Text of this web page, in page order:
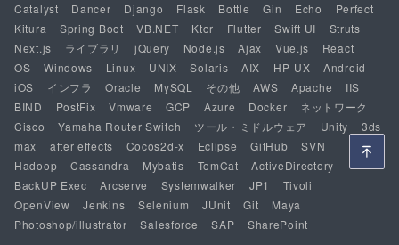
Catalyst
Dancer Django Flask Bottle Gin Echo
Perfect
Kitura
Spring Boot VB.NET Ktor Flutter Swift UI
Struts
Next.js
ライブラリ jQuery Node.js Ajax Vue.js
React
OS
Windows Linux UNIX Solaris AIX HP-UX
Android
iOS
インフラ Oracle MySQL その他 AWS Apache
IIS
BIND
PostFix Vmware GCP Azure Docker
ネットワーク
Cisco
Yamaha Router Switch ツール・ミドルウェア Unity
3ds
max
after effects Cocos2d-x Eclipse GitHub
SVN
Hadoop
Cassandra Mybatis TomCat
ActiveDirectory
BackUP Exec
Arcserve Systemwalker JP1
Tivoli
OpenView
Jenkins Selenium JUnit Git
Maya
Photoshop/illustrator
Salesforce SAP SharePoint